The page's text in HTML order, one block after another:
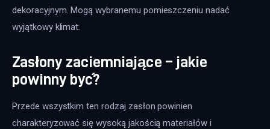
dekoracyjnym. Mogą wybranemu pomieszczeniu nadać
wyjątkowy klimat.
Zasłony zaciemniające – jakie
powinny być?
Przede wszystkim ten rodzaj zasłon powinien
charakteryzować się wysoką jakością materiałów i